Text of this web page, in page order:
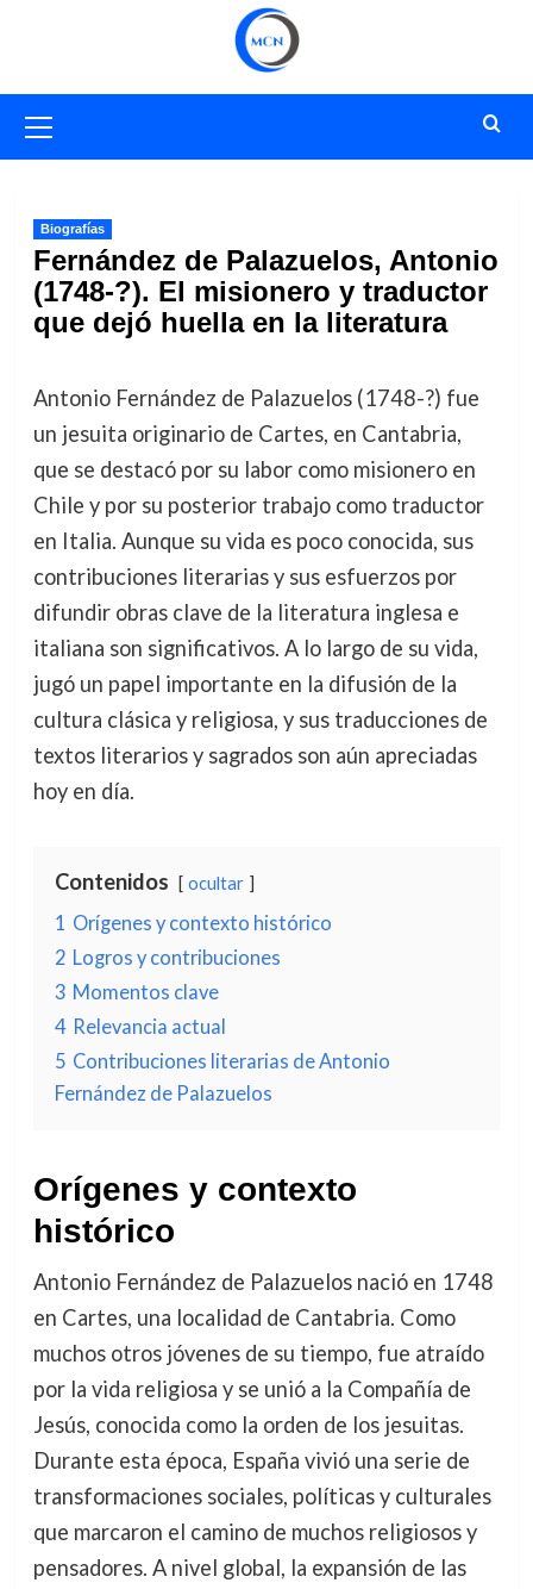
primario
Biografías
Fernández de Palazuelos, Antonio
(1748-?). El misionero y traductor
que dejó huella en la literatura
Antonio Fernández de Palazuelos (1748-?) fue
un jesuita originario de Cartes, en Cantabria,
que se destacó por su labor como misionero en
Chile y por su posterior trabajo como traductor
en Italia. Aunque su vida es poco conocida, sus
contribuciones literarias y sus esfuerzos por
difundir obras clave de la literatura inglesa e
italiana son significativos. A lo largo de su vida,
jugó un papel importante en la difusión de la
cultura clásica y religiosa, y sus traducciones de
textos literarios y sagrados son aún apreciadas
hoy en día.
Contenidos ocultar
1 Orígenes y contexto histórico
2 Logros y contribuciones
3 Momentos clave
4 Relevancia actual
5 Contribuciones literarias de Antonio
Fernández de Palazuelos
Orígenes y contexto
histórico
Antonio Fernández de Palazuelos nació en 1748
en Cartes, una localidad de Cantabria. Como
muchos otros jóvenes de su tiempo, fue atraído
por la vida religiosa y se unió a la Compañía de
Jesús, conocida como la orden de los jesuitas.
Durante esta época, España vivió una serie de
transformaciones sociales, políticas y culturales
que marcaron el camino de muchos religiosos y
pensadores. A nivel global, la expansión de las